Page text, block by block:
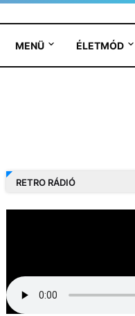
MENÜ ÉLETMÓD
RETRO RÁDIÓ